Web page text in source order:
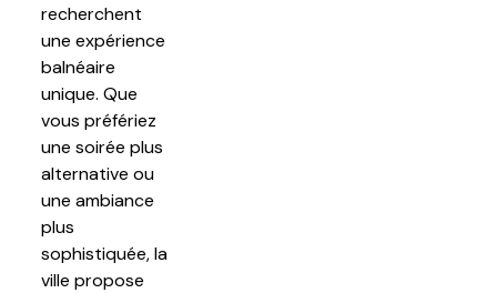
recherchent
une expérience
balnéaire
unique. Que
vous préfériez
une soirée plus
alternative ou
une ambiance
plus
sophistiquée, la
ville propose